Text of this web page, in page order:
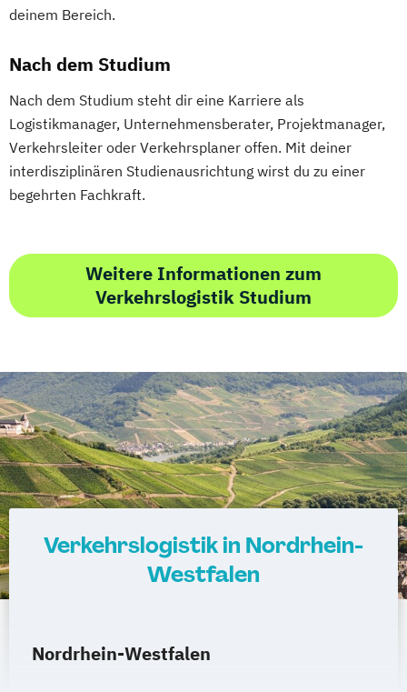
deinem Bereich.
Nach dem Studium
Nach dem Studium steht dir eine Karriere als
Logistikmanager, Unternehmensberater, Projektmanager,
Verkehrsleiter oder Verkehrsplaner offen. Mit deiner
interdisziplinären Studienausrichtung wirst du zu einer
begehrten Fachkraft.
Weitere Informationen zum
Verkehrslogistik Studium
Verkehrslogistik in Nordrhein-
Westfalen
Nordrhein-Westfalen